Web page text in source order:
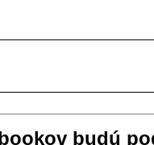
budú